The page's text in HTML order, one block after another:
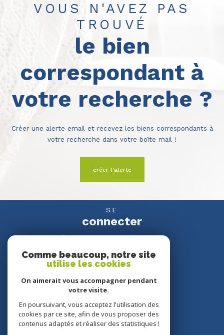
VOUS N'AVEZ PAS
TROUVÉ
le bien
correspondant à
votre recherche ?
Créer une alerte email et recevez les biens correspondants à
votre recherche dans votre boîte mail !
créer l'alerte
SE
connecter
espace propriétaire
NOUS
NOUS
adhérons
Comme beaucoup, notre site
utilise les cookies
On aimerait vous accompagner pendant
votre visite.
En poursuivant, vous acceptez l'utilisation des
cookies par ce site, afin de vous proposer des
contenus adaptés et réaliser des statistiques !